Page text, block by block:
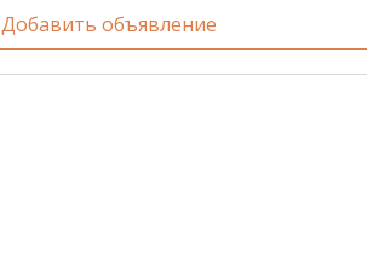
Добавить объявление